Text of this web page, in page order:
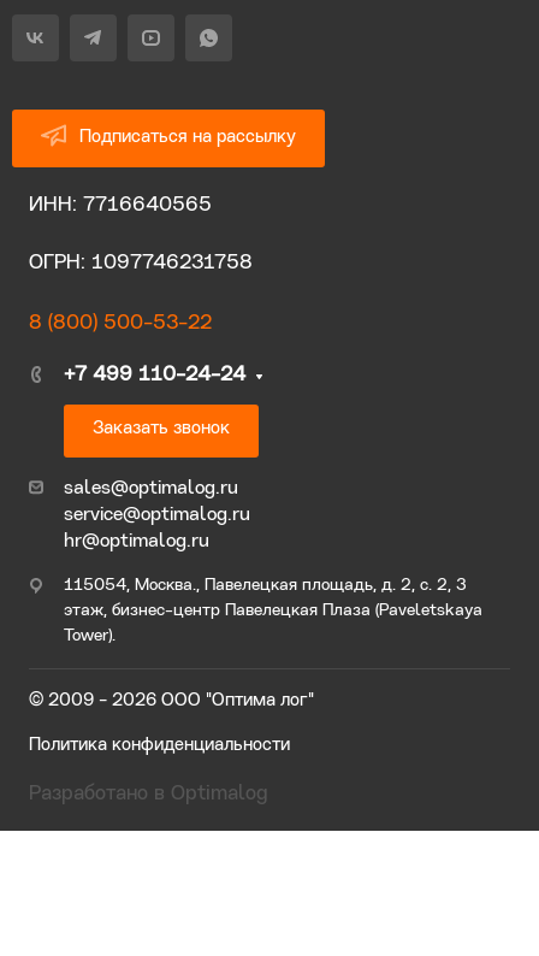
Подписаться на рассылку
ИНН: 7716640565
ОГРН: 1097746231758
8 (800) 500-53-22
+7 499 110-24-24
Заказать звонок
sales@optimalog.ru
service@optimalog.ru
hr@optimalog.ru
115054, Москва., Павелецкая площадь, д. 2, с. 2, 3
этаж, бизнес-центр Павелецкая Плаза (Paveletskaya
Tower).
© 2009 - 2026 ООО "Оптима лог"
Политика конфиденциальности
Разработано в Optimalog